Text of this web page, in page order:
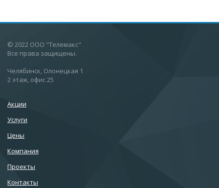
© 2022 ООО "Телемакс"
Все права защищены.
Челябинск, Олонецкая 1
2 этаж, офис 25
Акции
Услуги
Цены
Компания
Проекты
Контакты